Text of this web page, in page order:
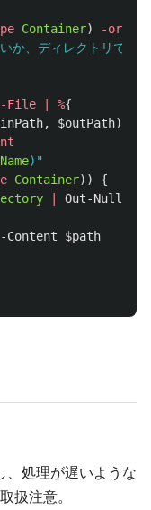
Container) -or
か、ディレクトリでは
-File %{
, $outPath)
) "
Container))
{
Out-Null
Content
$path
、処理が遅いような
扱注意。